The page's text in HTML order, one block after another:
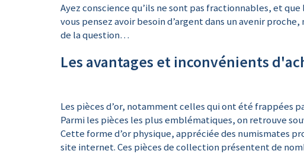
Ayez conscience qu’ils ne sont pas fractionnables, et
vous pensez avoir besoin d’argent dans un avenir
de la question…
Les avantages et inconvénients
Les pièces d’or, notamment celles qui ont été
Parmi les pièces les plus emblématiques, on retrouve
Cette forme d’or physique, appréciée des numismates
site internet. Ces pièces de collection présentent de